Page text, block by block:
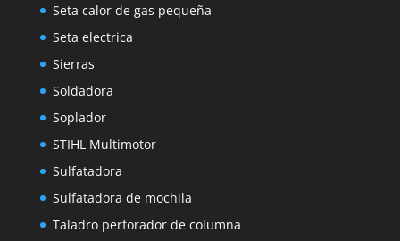
Seta calor de gas pequeña
Seta electrica
Sierras
Soldadora
Soplador
STIHL Multimotor
Sulfatadora
Sulfatadora de mochila
Taladro perforador de columna